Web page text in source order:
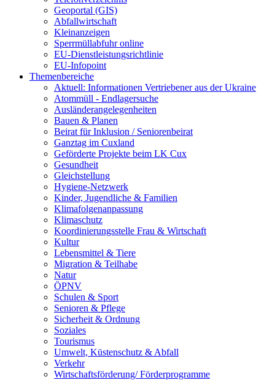
Geoportal (GIS)
Abfallwirtschaft
Kleinanzeigen
Sperrmüllabfuhr online
EU-Dienstleistungsrichtlinie
EU-Infopoint
Themenbereiche
Aktuell: Informationen Vertriebener aus der Ukraine
Atommüll - Endlagersuche
Ausländerangelegenheiten
Bauen & Planen
Beirat für Inklusion / Seniorenbeirat
Ganztag im Cuxland
Geförderte Projekte beim LK Cux
Gesundheit
Gleichstellung
Hygiene-Netzwerk
Kinder, Jugendliche & Familien
Klimafolgenanpassung
Klimaschutz
Koordinierungsstelle Frau & Wirtschaft
Kultur
Lebensmittel & Tiere
Migration & Teilhabe
Natur
ÖPNV
Schulen & Sport
Senioren & Pflege
Sicherheit & Ordnung
Soziales
Tourismus
Umwelt, Küstenschutz & Abfall
Verkehr
Wirtschaftsförderung/ Förderprogramme